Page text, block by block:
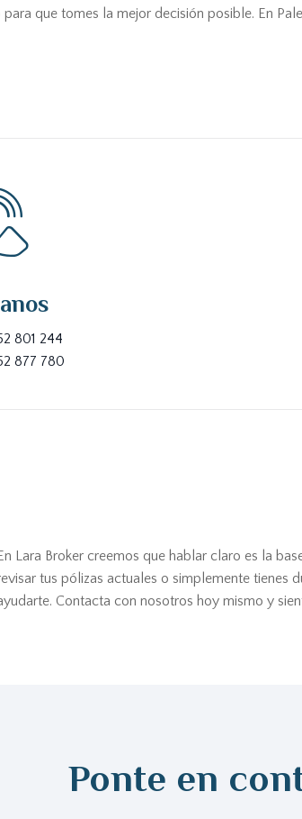
que tomes la mejor decisión posible. En
801 244
877 780
Lara Broker creemos que hablar claro es la
tus pólizas actuales o simplemente tienes
Contacta con nosotros hoy mismo y
Ponte en